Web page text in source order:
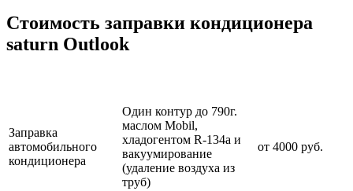
Стоимость заправки кондиционера
saturn Outlook
Заправка
автомобильного
кондиционера
Один контур до 790г.
маслом Mobil,
хладогентом R-134a и
вакуумирование
(удаление воздуха из
труб)
от 4000 руб.